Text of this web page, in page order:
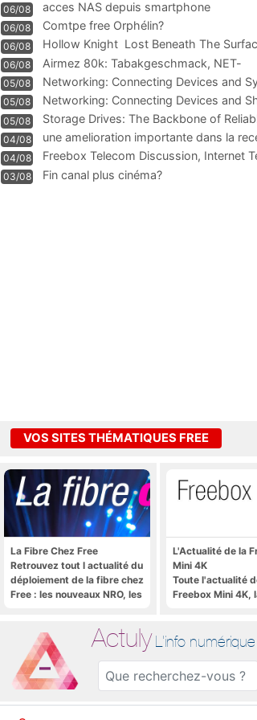
06/08 acces NAS depuis smartphone
06/08 Comtpe free Orphélin?
06/08 Hollow Knight  Lost Beneath The
06/08
Airmez 80k: Tabakgeschmack, NET-
Technologie und Leistung im
05/08 Networking: Connecting Devices and
05/08
Networking: Connecting Devices and
Information
05/08
Storage Drives: The Backbone of
Management
04/08
une amelioration importante dans la
WIFI
04/08
Freebox Telecom Discussion, Internet
Communi
03/08 Fin canal plus cinéma?
VOS SITES THÉMATIQUES FREE
La Fibre Chez Free
Retrouvez tout l actualité du
déploiement de la fibre chez
Free : les nouveaux NRO, les
L'Actualité de la
Mini 4K
Toute l'actualité
Freebox Mini 4K,
Actuly L'info numérique